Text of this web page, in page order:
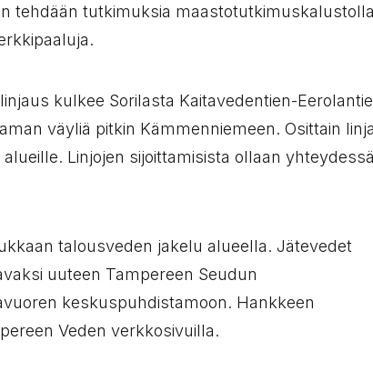
tehdään tutkimuksia maastotutkimuskalustolla
kulkee Sorilasta Kaitavedentien-
väyliä pitkin Kämmenniemeen. Osittain
Linjojen sijoittamisista ollaan yhteydessä
talousveden jakelu alueella. Jätevedet
uuteen Tampereen Seudun
keskuspuhdistamoon. Hankkeen
Veden verkkosivuilla.